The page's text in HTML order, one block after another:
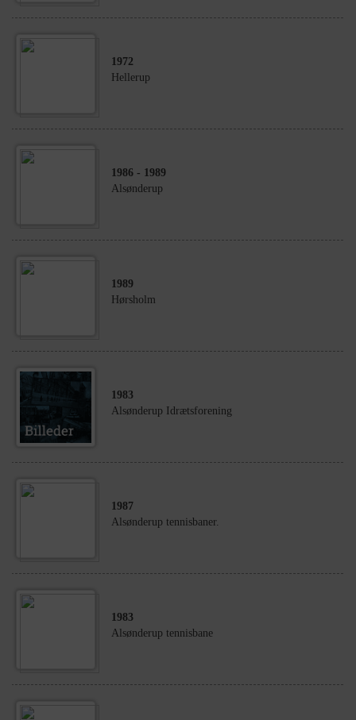
1972
Hellerup
1986 - 1989
Alsønderup
1989
Hørsholm
1983
Alsønderup Idrætsforening
1987
Alsønderup tennisbaner.
1983
Alsønderup tennisbane